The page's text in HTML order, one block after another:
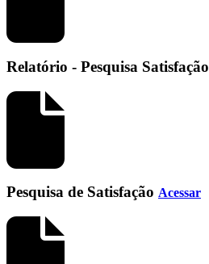
Relatório - Pesquisa Satisfação
Pesquisa de Satisfação Acessar